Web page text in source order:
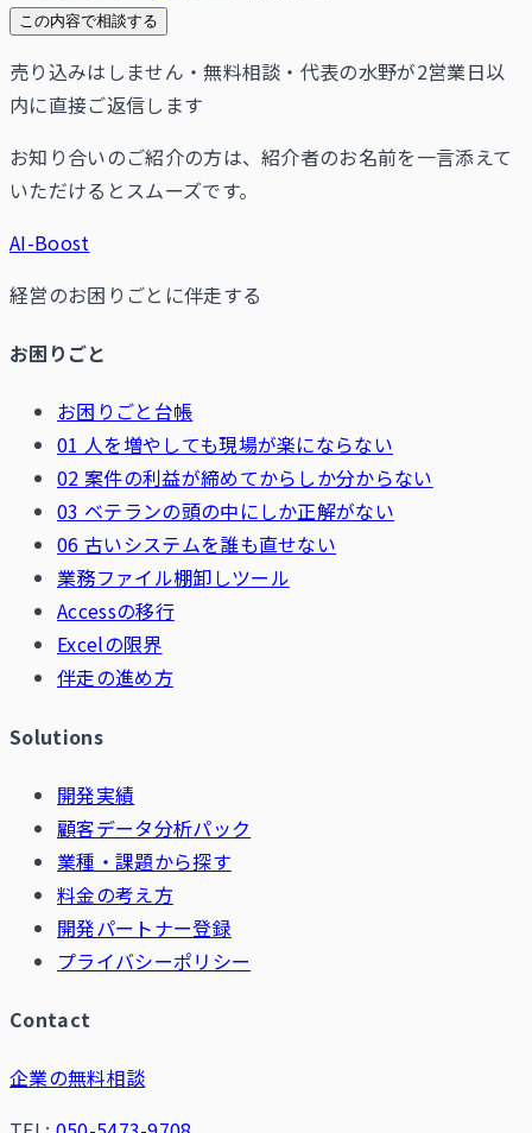
この内容で相談する
売り込みはしません・無料相談・代表の水野が2営業日以
内に直接ご返信します
お知り合いのご紹介の方は、紹介者のお名前を一言添えて
いただけるとスムーズです。
AI-Boost
経営のお困りごとに伴走する
お困りごと
お困りごと台帳
01 人を増やしても現場が楽にならない
02 案件の利益が締めてからしか分からない
03 ベテランの頭の中にしか正解がない
06 古いシステムを誰も直せない
業務ファイル棚卸しツール
Accessの移行
Excelの限界
伴走の進め方
Solutions
開発実績
顧客データ分析パック
業種・課題から探す
料金の考え方
開発パートナー登録
プライバシーポリシー
Contact
企業の無料相談